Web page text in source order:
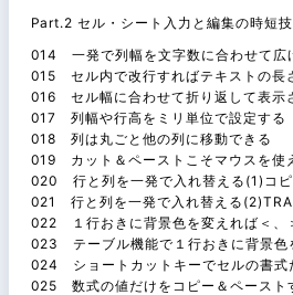
Part.2 セル・シート入力と編集の時短技
014 一発で列幅を文字数に合わせて広
015 セル内で改行すればテキストの長
016 セル幅に合わせて折り返して表示
017 列幅や行高をミリ単位で設定する
018 列は丸ごと他の列に移動できる
019 カット＆ペーストこそマウスを使
020 行と列を一発で入れ替える(1)コピ
021 行と列を一発で入れ替える
022 １行おきに背景色を変えれば＜、
023 テーブル機能で１行おきに背景色
024 ショートカットキーでセルの書式
025 数式の値だけをコピー＆ペースト